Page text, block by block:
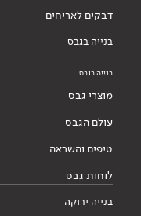
דבקים לאריחים
בנייה בגבס
בנייה בגבס
מוצרי גבס
עולם הגבס
טיפים והשראה
לוחות גבס
בנייה ירוקה